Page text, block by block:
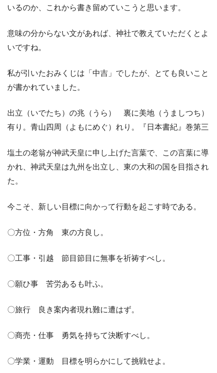
いるのか、これから書き留めていこうと思います。
意味の分からない文があれば、神社で教えていただくとよ
いですね。
私が引いたおみくじは「中吉」でしたが、とても良いこと
が書かれていました。
出立（いでたち）の兆（うら） 裏に美地（うましつち）
有り。青山四周（よもにめぐ）れり。『日本書紀』巻第三
塩土の老翁が神武天皇に申し上げた言葉で、この言葉に導
かれ、神武天皇は九州を出立し、東の大和の国を目指され
た。
今こそ、新しい目標に向かって行動を起こす時である。
〇方位・方角 東の方良し。
〇工事・引越 節目節目に無事を祈祷すべし。
〇願ひ事 苦労あるも叶ふ。
〇旅行 良き案内者現れ難に遭はず。
〇商売・仕事 勇気を持ちて決断すべし。
〇学業・運動 目標を明らかにして挑戦せよ。